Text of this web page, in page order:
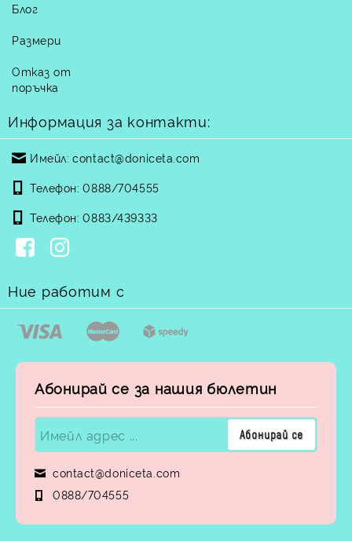
Блог
Размери
Отказ от
поръчка
Информация за контакти:
Имейл: contact@doniceta.com
Телефон: 0888/704555
Телефон: 0883/439333
Ние работим с
Абонирай се за нашия бюлетин
contact@doniceta.com
0888/704555